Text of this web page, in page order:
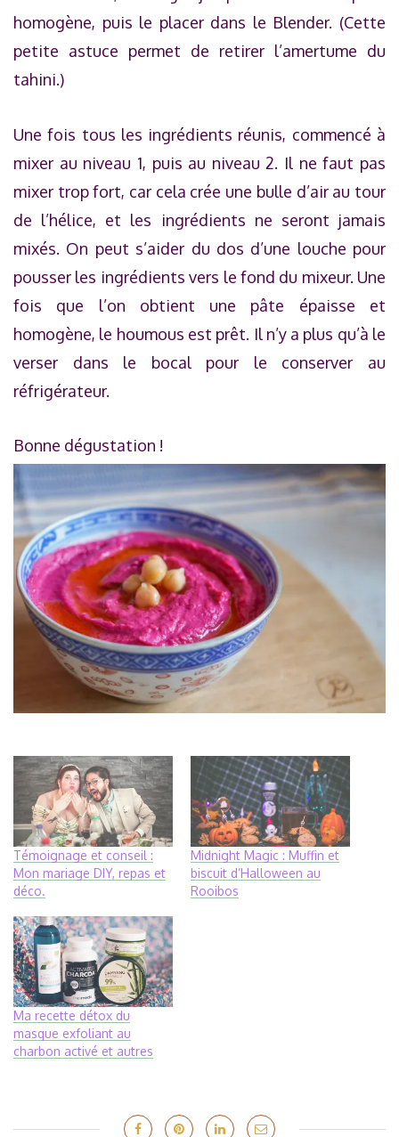
homogène, puis le placer dans le Blender. (Cette
petite astuce permet de retirer l’amertume du
tahini.)
Une fois tous les ingrédients réunis, commencé à
mixer au niveau 1, puis au niveau 2. Il ne faut pas
mixer trop fort, car cela crée une bulle d’air au tour
de l’hélice, et les ingrédients ne seront jamais
mixés. On peut s’aider du dos d’une louche pour
pousser les ingrédients vers le fond du mixeur. Une
fois que l’on obtient une pâte épaisse et
homogène, le houmous est prêt. Il n’y a plus qu’à le
verser dans le bocal pour le conserver au
réfrigérateur.
Bonne dégustation !
Témoignage et conseil :
Mon mariage DIY, repas et
déco.
Midnight Magic : Muffin et
biscuit d’Halloween au
Rooibos
Ma recette détox du
masque exfoliant au
charbon activé et autres